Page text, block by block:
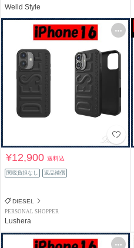
Welld Style
¥12,900送料込
関税負担なし 返品補償
DIESEL
PERSONAL SHOPPER
Lushera